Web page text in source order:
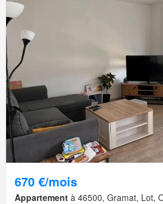
670 €/mois
Appartement à 46500, Gramat, Lot,